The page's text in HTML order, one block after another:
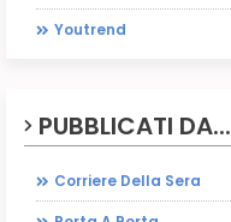
Youtrend
PUBBLICATI DA...
Corriere Della Sera